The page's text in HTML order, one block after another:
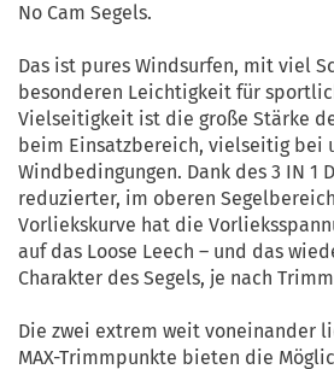
No Cam Segels.
Das ist pures Windsurfen, mit viel
besonderen Leichtigkeit für
Vielseitigkeit ist die große Stärke
beim Einsatzbereich, vielseitig bei
Windbedingungen. Dank des 3 IN 1
reduzierter, im oberen
Vorliekskurve hat die
auf das Loose Leech – und das
Charakter des Segels, je nach
Die zwei extrem weit voneinander
MAX-Trimmpunkte bieten die